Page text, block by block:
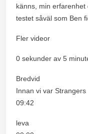
känns, min erfarenhet
testet såväl som Ben
Fler videor
0 sekunder av 5
Bredvid
Innan vi var Strangers
09:42
leva